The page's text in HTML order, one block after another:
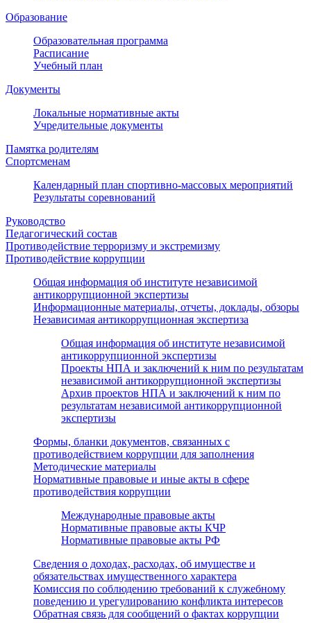
Образование
Образовательная программа
Расписание
Учебный план
Документы
Локальные нормативные акты
Учредительные документы
Памятка родителям
Спортсменам
Календарный план спортивно-массовых мероприятий
Результаты соревнований
Руководство
Педагогический состав
Противодействие терроризму и экстремизму
Противодействие коррупции
Общая информация об институте независимой
антикоррупционной экспертизы
Информационные материалы, отчеты, доклады, обзоры
Независимая антикоррупционная экспертиза
Общая информация об институте независимой
антикоррупционной экспертизы
Проекты НПА и заключений к ним по результатам
независимой антикоррупционной экспертизы
Архив проектов НПА и заключений к ним по
результатам независимой антикоррупционной
экспертизы
Формы, бланки документов, связанных с
противодействием коррупции для заполнения
Методические материалы
Нормативные правовые и иные акты в сфере
противодействия коррупции
Международные правовые акты
Нормативные правовые акты КЧР
Нормативные правовые акты РФ
Сведения о доходах, расходах, об имуществе и
обязательствах имущественного характера
Комиссия по соблюдению требований к служебному
поведению и урегулированию конфликта интересов
Обратная связь для сообщений о фактах коррупции